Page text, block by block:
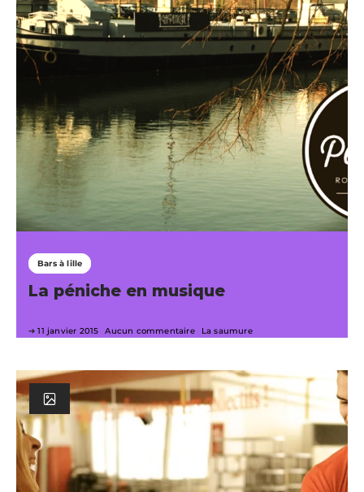
Bars à lille
La péniche en musique
11 janvier 2015 Aucun commentaire La saumure